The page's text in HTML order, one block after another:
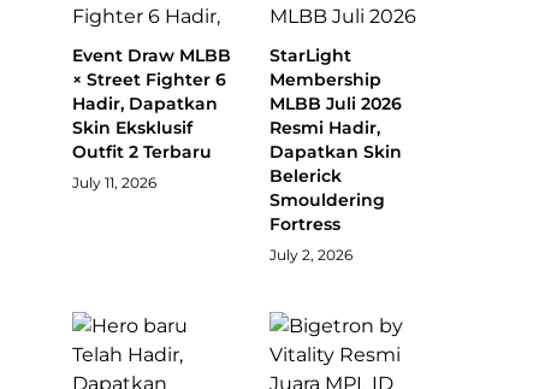
Event Draw MLBB
× Street Fighter 6
Hadir, Dapatkan
Skin Eksklusif
Outfit 2 Terbaru
July 11, 2026
StarLight
Membership
MLBB Juli 2026
Resmi Hadir,
Dapatkan Skin
Belerick
Smouldering
Fortress
July 2, 2026